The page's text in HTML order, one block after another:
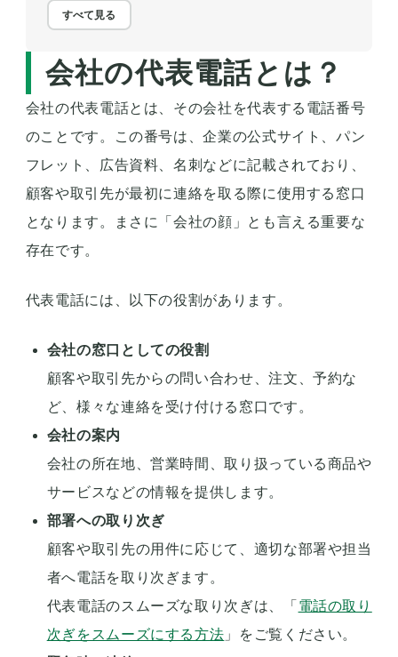
すべて見る
会社の代表電話とは？
会社の代表電話とは、その会社を代表する電話番号
のことです。この番号は、企業の公式サイト、パン
フレット、広告資料、名刺などに記載されており、
顧客や取引先が最初に連絡を取る際に使用する窓口
となります。まさに「会社の顔」とも言える重要な
存在です。
代表電話には、以下の役割があります。
会社の窓口としての役割
顧客や取引先からの問い合わせ、注文、予約な
ど、様々な連絡を受け付ける窓口です。
会社の案内
会社の所在地、営業時間、取り扱っている商品や
サービスなどの情報を提供します。
部署への取り次ぎ
顧客や取引先の用件に応じて、適切な部署や担当
者へ電話を取り次ぎます。
代表電話のスムーズな取り次ぎは、「 電話の取り
次ぎをスムーズにする方法 」をご覧ください。